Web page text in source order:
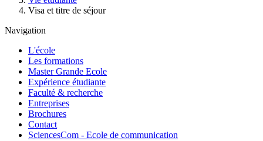
Visa et titre de séjour
Navigation
L'école
Les formations
Master Grande Ecole
Expérience étudiante
Faculté & recherche
Entreprises
Brochures
Contact
SciencesCom - Ecole de communication